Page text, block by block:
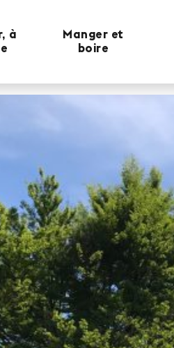
à
Manger et
boire